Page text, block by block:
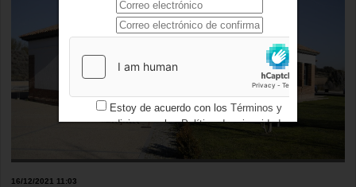
16/12/2021 11:03
Estoy de acuerdo con los Términos y
condicionesy losPolítica de privacidad